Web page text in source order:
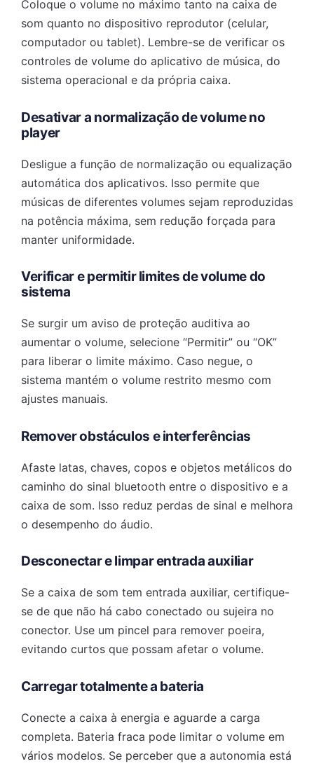
Coloque o volume no máximo tanto na caixa de
som quanto no dispositivo reprodutor (celular,
computador ou tablet). Lembre-se de verificar os
controles de volume do aplicativo de música, do
sistema operacional e da própria caixa.
Desativar a normalização de volume no
player
Desligue a função de normalização ou equalização
automática dos aplicativos. Isso permite que
músicas de diferentes volumes sejam reproduzidas
na potência máxima, sem redução forçada para
manter uniformidade.
Verificar e permitir limites de volume do
sistema
Se surgir um aviso de proteção auditiva ao
aumentar o volume, selecione “Permitir” ou “OK”
para liberar o limite máximo. Caso negue, o
sistema mantém o volume restrito mesmo com
ajustes manuais.
Remover obstáculos e interferências
Afaste latas, chaves, copos e objetos metálicos do
caminho do sinal bluetooth entre o dispositivo e a
caixa de som. Isso reduz perdas de sinal e melhora
o desempenho do áudio.
Desconectar e limpar entrada auxiliar
Se a caixa de som tem entrada auxiliar, certifique-
se de que não há cabo conectado ou sujeira no
conector. Use um pincel para remover poeira,
evitando curtos que possam afetar o volume.
Carregar totalmente a bateria
Conecte a caixa à energia e aguarde a carga
completa. Bateria fraca pode limitar o volume em
vários modelos. Se perceber que a autonomia está